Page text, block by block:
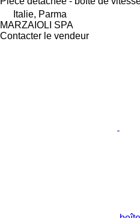
Italie, Parma
MARZAIOLI SPA
Contacter le vendeur